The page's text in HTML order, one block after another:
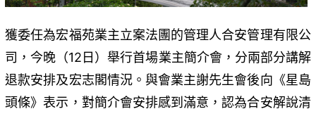
獲委任為宏福苑業主立案法團的管理人合安管理有限公
司，今晚（12日）舉行首場業主簡介會，分兩部分講解
退款安排及宏志閣情況。與會業主謝先生會後向《星島
頭條》表示，對簡介會安排感到滿意，認為合安解說清